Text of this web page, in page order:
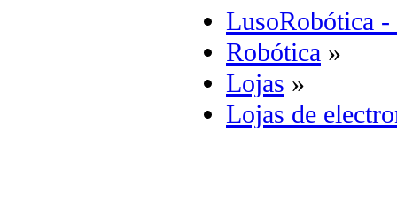
LusoRobótica -
Robótica »
Lojas »
Lojas de